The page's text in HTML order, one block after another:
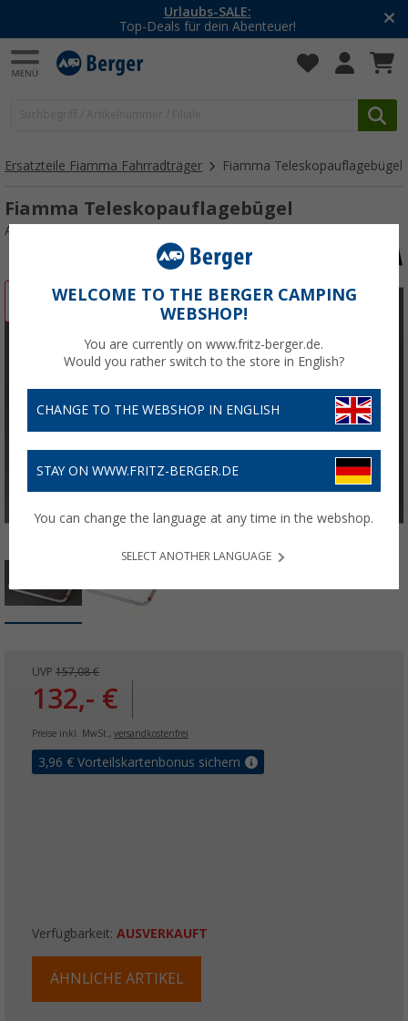
-20% auf Kleidung und
Mit dem Aktionscode
20SSV
Ersatzteile Fiamma Fahrradträger Fiamma Teleskopauflagebügel
Fiamma Teleskopauflagebügel
Art.-Nr.: 703623
UVP 157,08 €
132,- €
Preise inkl. MwSt., versandkostenfrei
3,96 € Vorteilskartenbonus sichern
Verfügbarkeit: AUSVERKAUFT
ÄHNLICHE ARTIKEL
WELCOME TO THE BERGER CAMPING
WEBSHOP!
You are currently on www.fritz-berger.de.
Would you rather switch to the store in English?
CHANGE TO THE WEBSHOP IN ENGLISH
STAY ON WWW.FRITZ-BERGER.DE
You can change the language at any time in the webshop.
SELECT ANOTHER LANGUAGE